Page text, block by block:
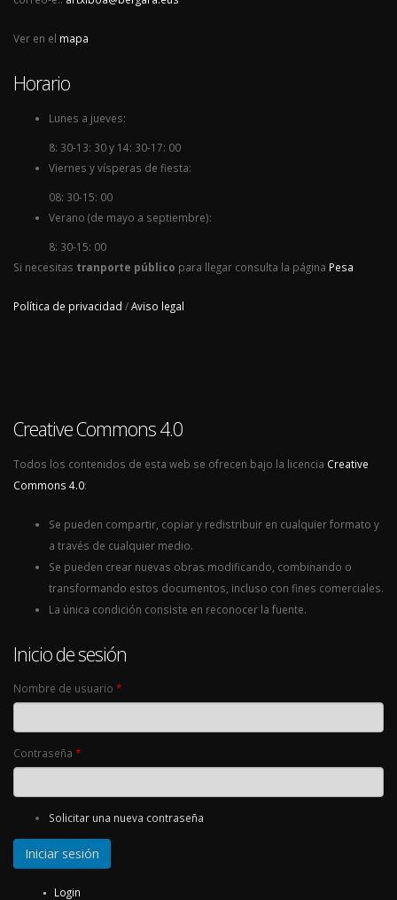
Ver en el mapa
Horario
Lunes a jueves:
8: 30-13: 30 y 14: 30-17: 00
Viernes y vísperas de fiesta:
08: 30-15: 00
Verano (de mayo a septiembre):
8: 30-15: 00
Si necesitas tranporte público para llegar consulta la página Pesa
Política de privacidad /Aviso legal
Creative Commons 4.0
Todos los contenidos de esta web se ofrecen bajo la licencia Creative
Commons 4.0:
Se pueden compartir, copiar y redistribuir en cualquier formato y
a través de cualquier medio.
Se pueden crear nuevas obras modificando, combinando o
transformando estos documentos, incluso con fines comerciales.
La única condición consiste en reconocer la fuente.
Inicio de sesión
Nombre de usuario *
Contraseña *
Solicitar una nueva contraseña
Login